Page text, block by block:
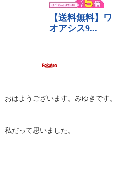
おはようございます。みゆきです。
私だって思いました。